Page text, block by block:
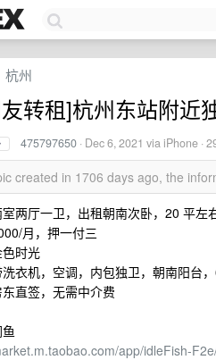
杭州
转租]杭州东站附近
475797650 · Dec 6, 2021 via iPhone ·
created in 1706 days ago, the
两厅一卫，出租朝南次卧，20 平左
月，押一付三
时光
衣机，空调，内包独卫，朝南阳台
直签，无需中介费
app/idleFish-